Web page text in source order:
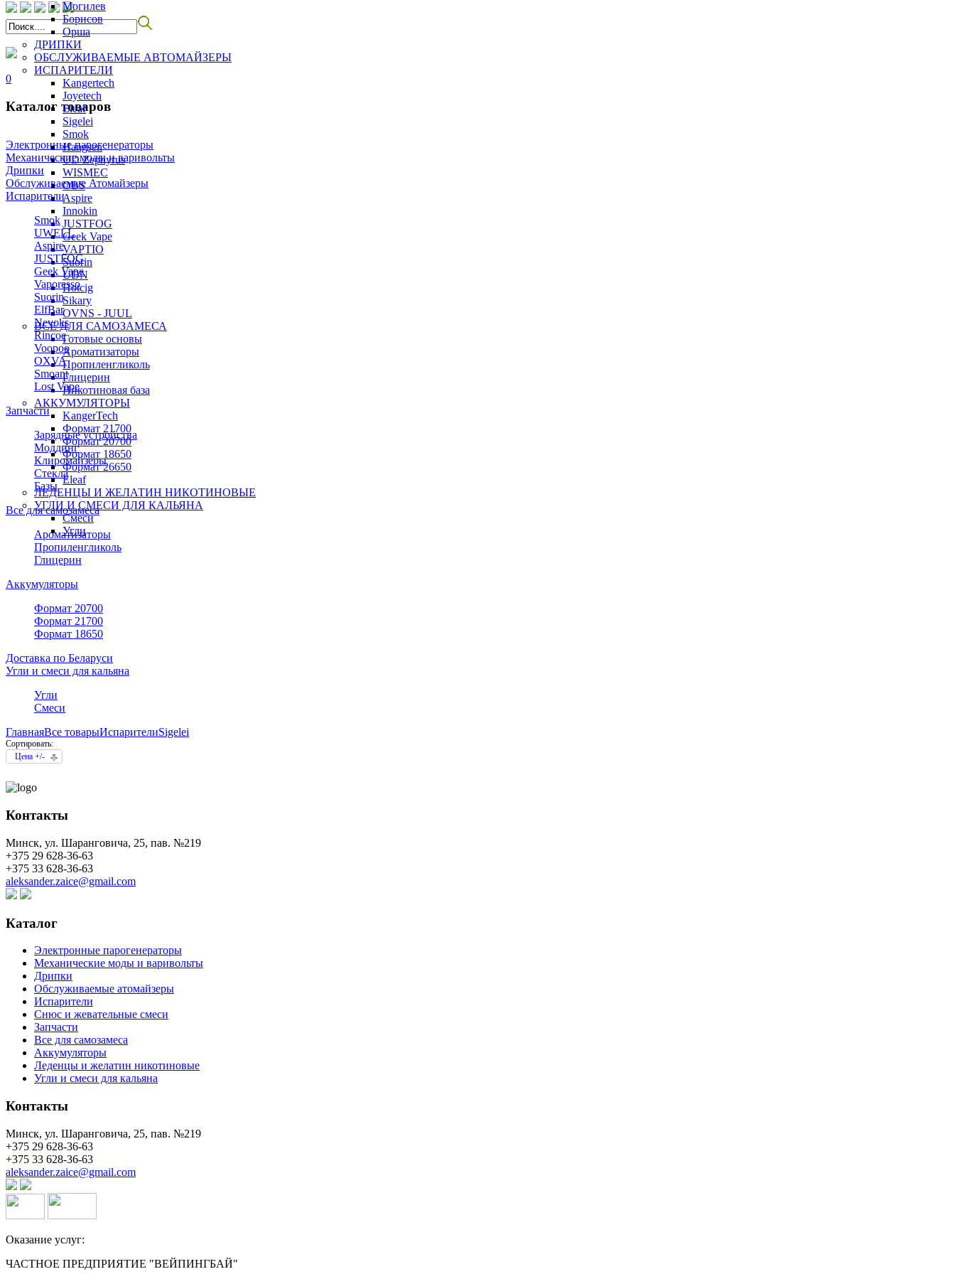
Могилев
Борисов
Орша
ДРИПКИ
ОБСЛУЖИВАЕМЫЕ АВТОМАЙЗЕРЫ
ИСПАРИТЕЛИ
Kangertech
Joyetech
Eleaf
Sigelei
Smok
Hangsen
UD Zephyrus
WISMEC
OBS
Aspire
Innokin
JUSTFOG
Geek Vape
VAPTIO
Suorin
UDN
Hotcig
Sikary
OVNS - JUUL
ВСЕ ДЛЯ САМОЗАМЕСА
Готовые основы
Ароматизаторы
Пропиленгликоль
Глицерин
Никотиновая база
АККУМУЛЯТОРЫ
KangerTech
Формат 21700
Формат 20700
Формат 18650
Формат 26650
Eleaf
ЛЕДЕНЦЫ И ЖЕЛАТИН НИКОТИНОВЫЕ
УГЛИ И СМЕСИ ДЛЯ КАЛЬЯНА
Смеси
Угли
0
Каталог товаров
Электронные парогенераторы
Механические моды и варивольты
Дрипки
Обслуживаемые Атомайзеры
Испарители
Smok
UWELL
Aspire
JUSTFOG
Geek Vape
Vaporesso
Suorin
ElfBar
Nevoks
Rincoe
Voopoo
OXVA
Smoant
Lost Vape
Запчасти
Зарядные устройства
Моддинг
Клиромайзеры
Стекла
Базы
Все для самозамеса
Ароматизаторы
Пропиленгликоль
Глицерин
Аккумуляторы
Формат 20700
Формат 21700
Формат 18650
Доставка по Беларуси
Угли и смеси для кальяна
Угли
Смеси
ГлавнаяВсе товарыИспарителиSigelei
Сортировать:
Цена +/-
Контакты
Минск, ул. Шаранговича, 25, пав. №219
+375 29 628-36-63
+375 33 628-36-63
aleksander.zaice@gmail.com
Каталог
Электронные парогенераторы
Механические моды и варивольты
Дрипки
Обслуживаемые атомайзеры
Испарители
Снюс и жевательные смеси
Запчасти
Все для самозамеса
Аккумуляторы
Леденцы и желатин никотиновые
Угли и смеси для кальяна
Контакты
Минск, ул. Шаранговича, 25, пав. №219
+375 29 628-36-63
+375 33 628-36-63
aleksander.zaice@gmail.com
Оказание услуг:
ЧАСТНОЕ ПРЕДПРИЯТИЕ "ВЕЙПИНГБАЙ"